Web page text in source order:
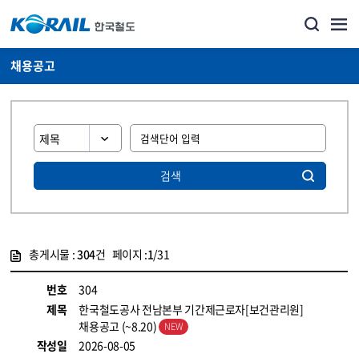
채용공고
검색
총게시물 :304건 페이지 :1/31
번호
304
제목
한국철도공사 전남본부 기간제근로자[보건관리원]
채용공고 (~8.20)
작성일
2026-08-05